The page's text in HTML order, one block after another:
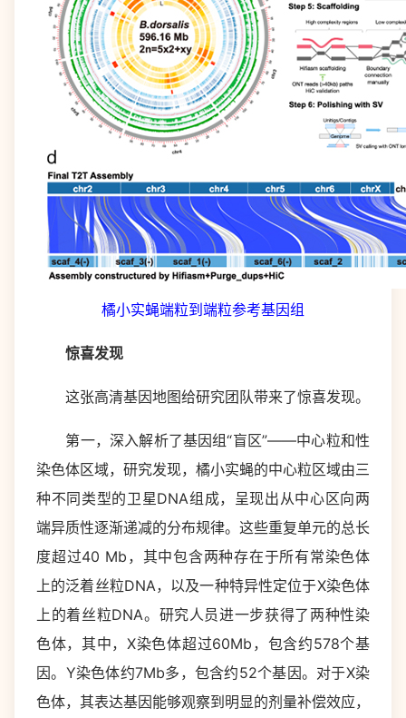
橘小实蝇端粒到端粒参考基因组
惊喜发现
这张高清基因地图给研究团队带来了惊喜发现。
第一，深入解析了基因组“盲区”——中心粒和性
染色体区域，研究发现，橘小实蝇的中心粒区域由三
种不同类型的卫星DNA组成，呈现出从中心区向两
端异质性逐渐递减的分布规律。这些重复单元的总长
度超过40 Mb，其中包含两种存在于所有常染色体
上的泛着丝粒DNA，以及一种特异性定位于X染色体
上的着丝粒DNA。研究人员进一步获得了两种性染
色体，其中，X染色体超过60Mb，包含约578个基
因。Y染色体约7Mb多，包含约52个基因。对于X染
色体，其表达基因能够观察到明显的剂量补偿效应，